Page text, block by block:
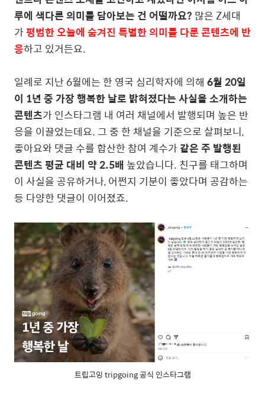
루에 색다른 의미를 담아보는 건 어떨까요? 많은 Z세대
가평범한 오늘에 숨겨진 특별한 의미를 다룬 콘텐츠에 반
응하고 있거든요.
일례로 지난 6월에는 한 영국 심리학자에 의해 6월 20일
이 1년 중 가장 행복한 날로 밝혀졌다는 사실을 소개하는
콘텐츠가 인스타그램 내 여러 채널에서 발행되며 높은 반
응을 이끌었는데요. 그 중 한 채널을 기준으로 살펴보니,
좋아요와 댓글 수를 합산한 참여 계수가 같은 주 발행된
콘텐츠 평균 대비 약 2.5배 높았습니다. 친구를 태그하며
이 사실을 공유하거나, 어쩐지 기분이 좋았다며 공감하는
등 다양한 댓글이 이어졌죠.
트립고잉 tripgoing 공식 인스타그램